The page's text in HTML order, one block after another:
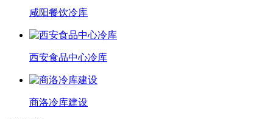
咸阳餐饮冷库
西安食品中心冷库
商洛冷库建设